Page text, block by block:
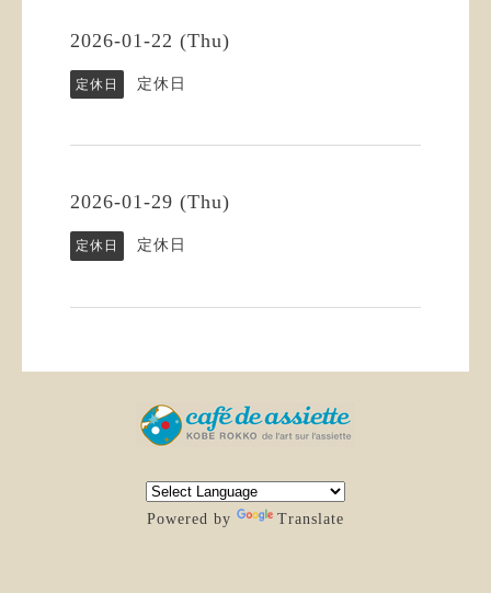
2026-01-22 (Thu)
定休日 定休日
2026-01-29 (Thu)
定休日 定休日
Powered by Translate